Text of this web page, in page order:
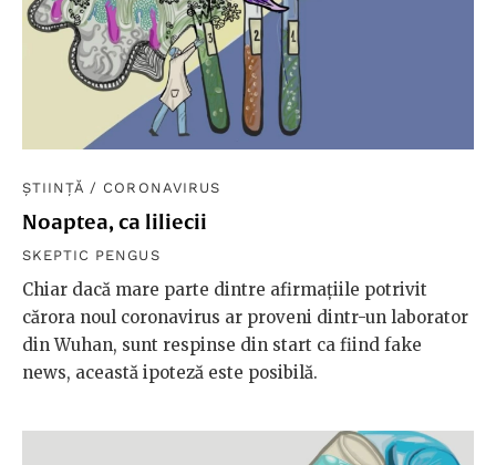
ȘTIINȚĂ / CORONAVIRUS
Noaptea, ca liliecii
SKEPTIC PENGUS
Chiar dacă mare parte dintre afirmațiile potrivit
cărora noul coronavirus ar proveni dintr-un laborator
din Wuhan, sunt respinse din start ca fiind fake
news, această ipoteză este posibilă.